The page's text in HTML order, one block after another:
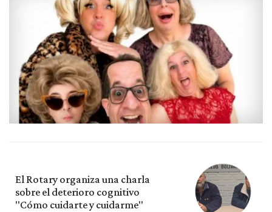
El Rotary organiza una charla
sobre el deterioro cognitivo
"Cómo cuidarte y cuidarme"